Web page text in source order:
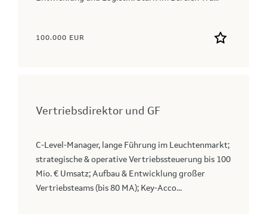
100.000 EUR
Vertriebsdirektor und GF
C-Level-Manager, lange Führung im Leuchtenmarkt;
strategische & operative Vertriebssteuerung bis 100
Mio. € Umsatz; Aufbau & Entwicklung großer
Vertriebsteams (bis 80 MA); Key‑Acco...